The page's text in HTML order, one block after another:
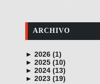
ARCHIVO
► 2026 (1)
junio (1)
► 2025 (10)
noviembre (1)
octubre (1)
► 2024 (13)
diciembre (4)
► 2023 (19)